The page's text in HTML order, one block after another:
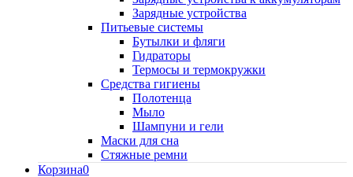
Зарядные устройства
Питьевые системы
Бутылки и фляги
Гидраторы
Термосы и термокружки
Средства гигиены
Полотенца
Мыло
Шампуни и гели
Маски для сна
Стяжные ремни
Корзина0